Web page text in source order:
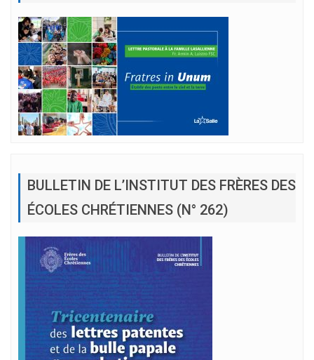
BULLETIN DE L’INSTITUT DES FRÈRES DES
ÉCOLES CHRÉTIENNES (N° 262)